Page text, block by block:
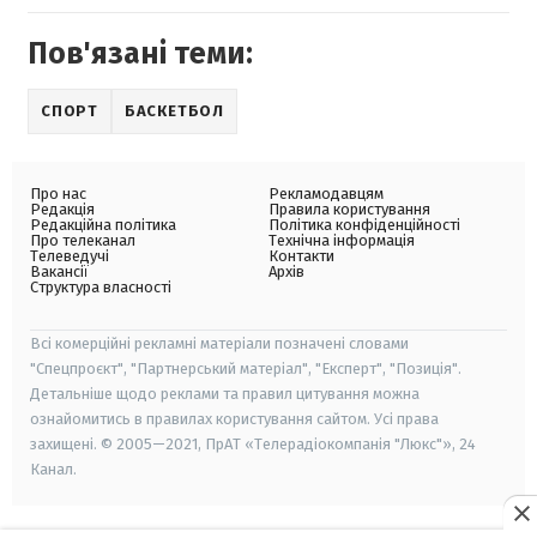
Пов'язані теми:
СПОРТ БАСКЕТБОЛ
Про нас
Редакція
Редакційна політика
Про телеканал
Телеведучі
Вакансії
Структура власності
Рекламодавцям
Правила користування
Політика конфіденційності
Технічна інформація
Контакти
Архів
Всі комерційні рекламні матеріали позначені словами
"Спецпроєкт", "Партнерський матеріал", "Експерт", "Позиція".
Детальніше щодо реклами та правил цитування можна
ознайомитись в правилах користування сайтом. Усі права
захищені. © 2005—2021, ПрАТ «Телерадіокомпанія "Люкс"», 24
Канал.